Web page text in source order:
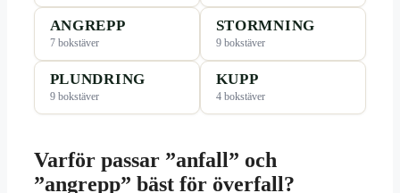
ANGREPP
7 bokstäver
STORMNING
9 bokstäver
PLUNDRING
9 bokstäver
KUPP
4 bokstäver
Varför passar ”anfall” och
”angrepp” bäst för överfall?